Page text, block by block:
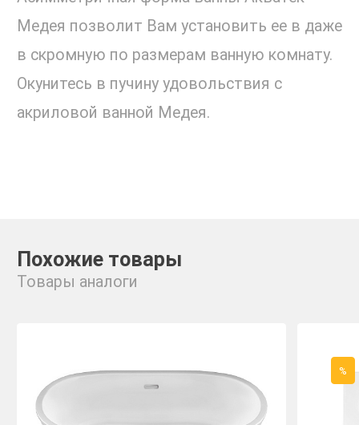
Медея позволит Вам установить ее в даже
в скромную по размерам ванную комнату.
Окунитесь в пучину удовольствия с
акриловой ванной Медея.
Похожие товары
Товары аналоги
%